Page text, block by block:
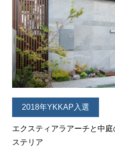
2018年YKKAP入選
エクスティアラアーチと中
ステリア